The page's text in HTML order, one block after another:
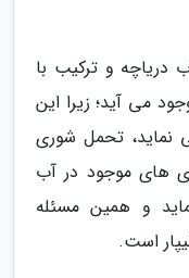
دریاچه و ترکیب با
می آید؛ زیرا این
نماید، تحمل شوری
های موجود در آب
و همین مسئله
است.